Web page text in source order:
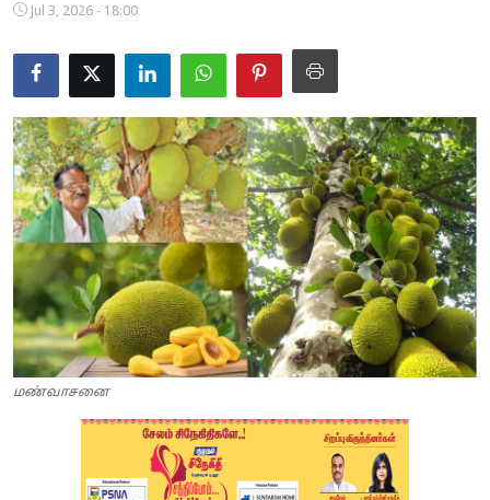
Spirituality
Weather
Jul 3, 2026 - 18:00
மண்வாசனை